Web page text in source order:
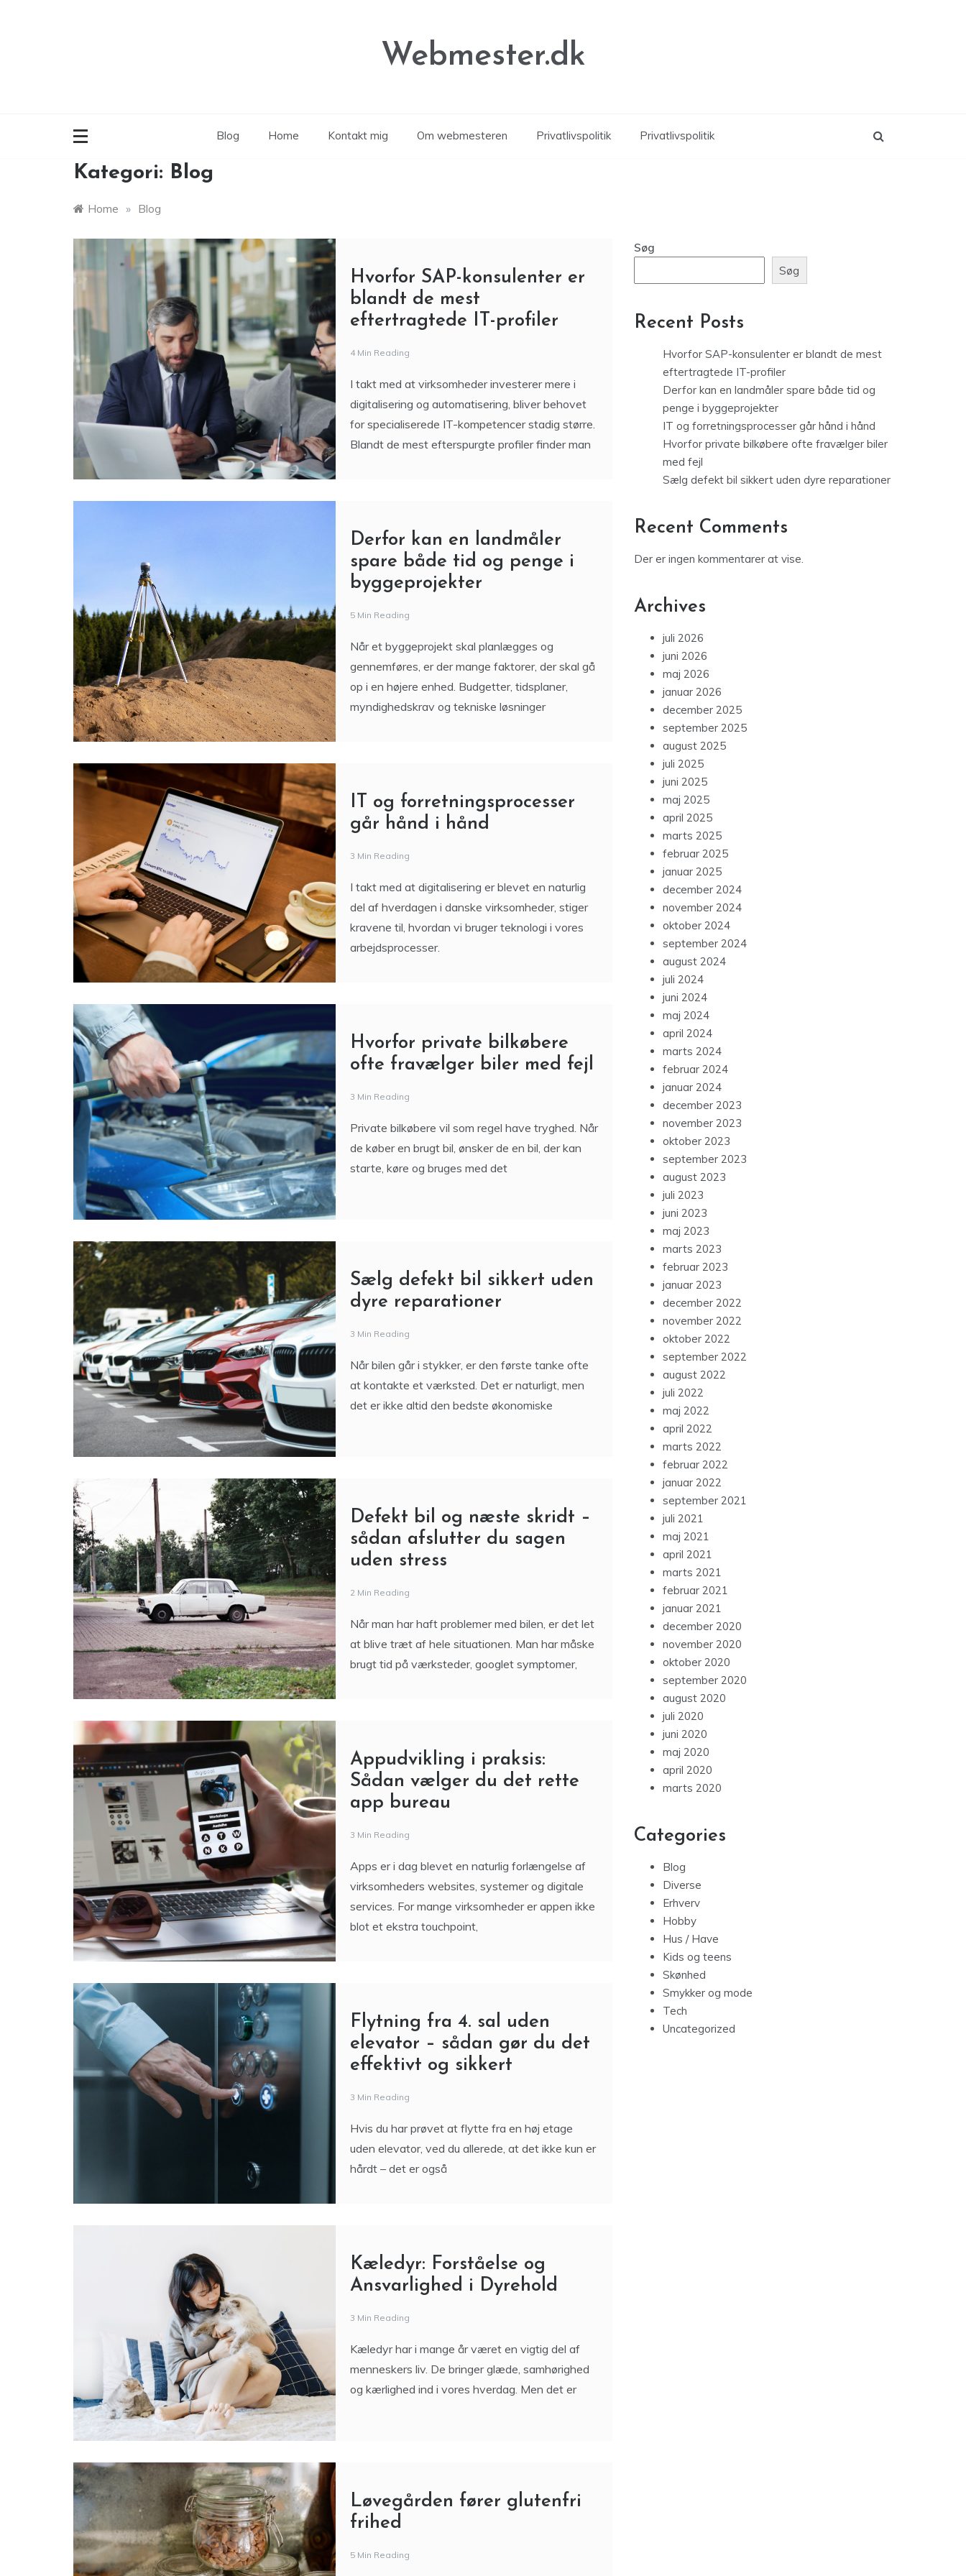
Webmester.dk
Blog Home Kontakt mig Om webmesteren Privatlivspolitik Privatlivspolitik
Kategori: Blog
Home » Blog
Hvorfor SAP-konsulenter er
blandt de mest
eftertragtede IT-profiler
4 Min Reading
I takt med at virksomheder investerer mere i
digitalisering og automatisering, bliver behovet
for specialiserede IT-kompetencer stadig større.
Blandt de mest efterspurgte profiler finder man
Derfor kan en landmåler
spare både tid og penge i
byggeprojekter
5 Min Reading
Når et byggeprojekt skal planlægges og
gennemføres, er der mange faktorer, der skal gå
op i en højere enhed. Budgetter, tidsplaner,
myndighedskrav og tekniske løsninger
IT og forretningsprocesser
går hånd i hånd
3 Min Reading
I takt med at digitalisering er blevet en naturlig
del af hverdagen i danske virksomheder, stiger
kravene til, hvordan vi bruger teknologi i vores
arbejdsprocesser.
Hvorfor private bilkøbere
ofte fravælger biler med fejl
3 Min Reading
Private bilkøbere vil som regel have tryghed. Når
de køber en brugt bil, ønsker de en bil, der kan
starte, køre og bruges med det
Sælg defekt bil sikkert uden
dyre reparationer
3 Min Reading
Når bilen går i stykker, er den første tanke ofte
at kontakte et værksted. Det er naturligt, men
det er ikke altid den bedste økonomiske
Defekt bil og næste skridt –
sådan afslutter du sagen
uden stress
2 Min Reading
Når man har haft problemer med bilen, er det let
at blive træt af hele situationen. Man har måske
brugt tid på værksteder, googlet symptomer,
Appudvikling i praksis:
Sådan vælger du det rette
app bureau
3 Min Reading
Apps er i dag blevet en naturlig forlængelse af
virksomheders websites, systemer og digitale
services. For mange virksomheder er appen ikke
blot et ekstra touchpoint,
Flytning fra 4. sal uden
elevator – sådan gør du det
effektivt og sikkert
3 Min Reading
Hvis du har prøvet at flytte fra en høj etage
uden elevator, ved du allerede, at det ikke kun er
hårdt – det er også
Kæledyr: Forståelse og
Ansvarlighed i Dyrehold
3 Min Reading
Kæledyr har i mange år været en vigtig del af
menneskers liv. De bringer glæde, samhørighed
og kærlighed ind i vores hverdag. Men det er
Løvegården fører glutenfri
frihed
5 Min Reading
Søg
Søg
Recent Posts
Hvorfor SAP-konsulenter er blandt de mest
eftertragtede IT-profiler
Derfor kan en landmåler spare både tid og
penge i byggeprojekter
IT og forretningsprocesser går hånd i hånd
Hvorfor private bilkøbere ofte fravælger biler
med fejl
Sælg defekt bil sikkert uden dyre reparationer
Recent Comments
Der er ingen kommentarer at vise.
Archives
juli 2026
juni 2026
maj 2026
januar 2026
december 2025
september 2025
august 2025
juli 2025
juni 2025
maj 2025
april 2025
marts 2025
februar 2025
januar 2025
december 2024
november 2024
oktober 2024
september 2024
august 2024
juli 2024
juni 2024
maj 2024
april 2024
marts 2024
februar 2024
januar 2024
december 2023
november 2023
oktober 2023
september 2023
august 2023
juli 2023
juni 2023
maj 2023
marts 2023
februar 2023
januar 2023
december 2022
november 2022
oktober 2022
september 2022
august 2022
juli 2022
maj 2022
april 2022
marts 2022
februar 2022
januar 2022
september 2021
juli 2021
maj 2021
april 2021
marts 2021
februar 2021
januar 2021
december 2020
november 2020
oktober 2020
september 2020
august 2020
juli 2020
juni 2020
maj 2020
april 2020
marts 2020
Categories
Blog
Diverse
Erhverv
Hobby
Hus / Have
Kids og teens
Skønhed
Smykker og mode
Tech
Uncategorized